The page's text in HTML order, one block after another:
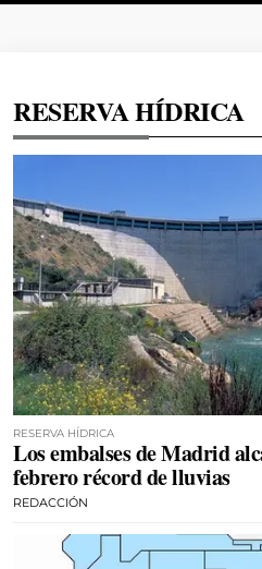
RESERVA HÍDRICA
RESERVA HÍDRICA
Los embalses de Madrid
febrero récord de lluvias
REDACCIÓN